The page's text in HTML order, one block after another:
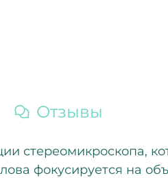
Отзывы
стереомикроскопа,
фокусируется на